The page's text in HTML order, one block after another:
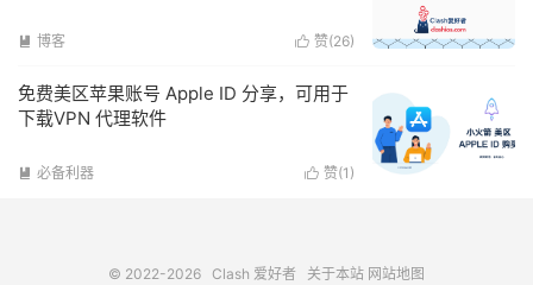
 赞(26)
 博客
免费美区苹果账号 Apple ID 分享，可用于
下载VPN 代理软件
 赞(1 )
 必备利器
© 2022-2026 Clash 爱好者 关于本站 网站地图